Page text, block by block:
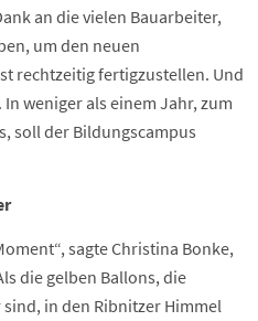
an die vielen Bauarbeiter,
um den neuen
rechtzeitig fertigzustellen. Und
weniger als einem Jahr, zum
soll der Bildungscampus
sagte Christina Bonke,
die gelben Ballons, die
in den Ribnitzer Himmel